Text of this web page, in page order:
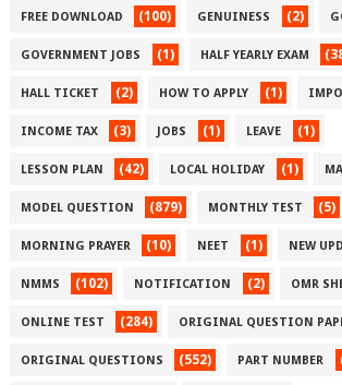
FREE DOWNLOAD (100) GENUINESS (2)
GOVERNMENT JOBS (1) HALF YEARLY EXAM
HALL TICKET (2) HOW TO APPLY (1)
INCOME TAX (3) JOBS (1) LEAVE (1)
LESSON PLAN (42) LOCAL HOLIDAY (1)
MODEL QUESTION (879) MONTHLY TEST (5)
MORNING PRAYER (10) NEET (1) NEW
NMMS (102) NOTIFICATION (2) OMR
ONLINE TEST (284) ORIGINAL QUESTION
ORIGINAL QUESTIONS (552) PART NUMBER